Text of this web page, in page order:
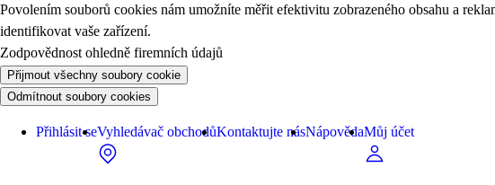
Povolením souborů cookies nám umožníte měřit efektivitu zobrazeného obsahu a
identifikovat vaše zařízení.
Zodpovědnost ohledně firemních údajů
Přijmout všechny soubory cookie
Odmítnout soubory cookies
Přihlásit seVyhledávač obchodůKontaktujte násNápovědaMůj účet